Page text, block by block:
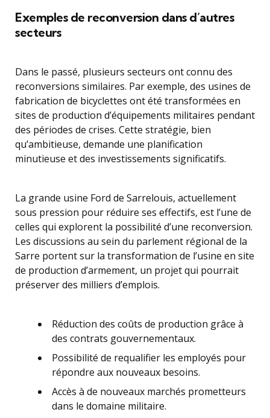
Exemples de reconversion dans d’autres
secteurs
Dans le passé, plusieurs secteurs ont connu des
reconversions similaires. Par exemple, des usines de
fabrication de bicyclettes ont été transformées en
sites de production d’équipements militaires pendant
des périodes de crises. Cette stratégie, bien
qu’ambitieuse, demande une planification
minutieuse et des investissements significatifs.
La grande usine Ford de Sarrelouis, actuellement
sous pression pour réduire ses effectifs, est l’une de
celles qui explorent la possibilité d’une reconversion.
Les discussions au sein du parlement régional de la
Sarre portent sur la transformation de l’usine en site
de production d’armement, un projet qui pourrait
préserver des milliers d’emplois.
Réduction des coûts de production grâce à
des contrats gouvernementaux.
Possibilité de requalifier les employés pour
répondre aux nouveaux besoins.
Accès à de nouveaux marchés prometteurs
dans le domaine militaire.